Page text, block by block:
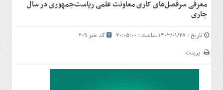
ها
خانه
سرمایه
و
بورس
و
معرفی سرفصل‌های کاری معاونت علمی ریاست‌جمهوری در سال
جاری
تاریخ : ۱۴۰۳/۰۱/۲۸ ساعت : ۲۰:۰۵:۰۰
کد خبر 209
پرینت